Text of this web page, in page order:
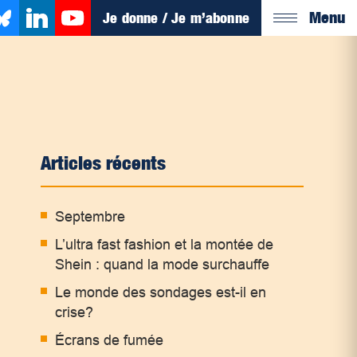
Je donne / Je m’abonne Menu
Articles récents
Septembre
L’ultra fast fashion et la montée de
Shein : quand la mode surchauffe
Le monde des sondages est-il en
crise?
Écrans de fumée